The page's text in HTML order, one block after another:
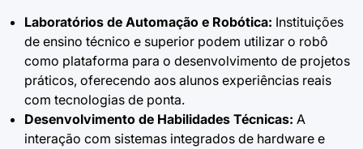
Laboratórios de Automação e Robótica: Instituições
de ensino técnico e superior podem utilizar o robô
como plataforma para o desenvolvimento de projetos
práticos, oferecendo aos alunos experiências reais
com tecnologias de ponta.
Desenvolvimento de Habilidades Técnicas: A
interação com sistemas integrados de hardware e